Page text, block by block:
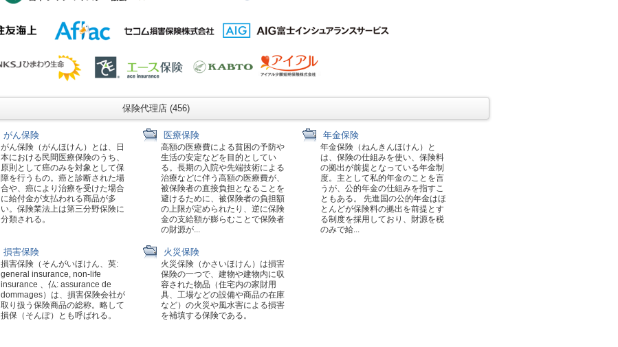
保険代理店 (456)
がん保険
がん保険（がんほけん）とは、日
本における民間医療保険のうち、
原則として癌のみを対象として保
障を行うもの。癌と診断された場
合や、癌により治療を受けた場合
に給付金が支払われる商品が多
い。保険業法上は第三分野保険に
分類される。
医療保険
高額の医療費による貧困の予防や
生活の安定などを目的としてい
る。長期の入院や先端技術による
治療などに伴う高額の医療費が、
被保険者の直接負担となることを
避けるために、被保険者の負担額
の上限が定められたり、逆に保険
金の支給額が膨らむことで保険者
の財源が...
年金保険
年金保険（ねんきんほけん）と
は、保険の仕組みを使い、保険料
の拠出が前提となっている年金制
度。主として私的年金のことを言
うが、公的年金の仕組みを指すこ
ともある。 先進国の公的年金はほ
とんどが保険料の拠出を前提とす
る制度を採用しており、財源を税
のみで給...
損害保険
損害保険（そんがいほけん、英:
general insurance, non-life
insurance 、仏: assurance de
dommages）は、損害保険会社が
取り扱う保険商品の総称。略して
損保（そんぽ）とも呼ばれる。
火災保険
火災保険（かさいほけん）は損害
保険の一つで、建物や建物内に収
容された物品（住宅内の家財用
具、工場などの設備や商品の在庫
など）の火災や風水害による損害
を補填する保険である。